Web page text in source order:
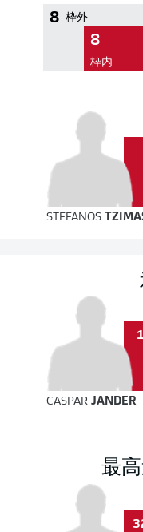
8 枠外
8
枠内
STEFANOS
CASPAR JANDER
最